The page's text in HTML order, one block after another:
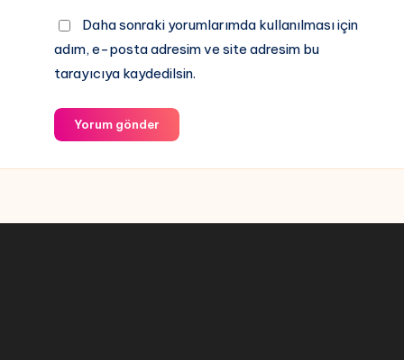
Daha sonraki yorumlarımda kullanılması için
adım, e-posta adresim ve site adresim bu
tarayıcıya kaydedilsin.
Yorum gönder